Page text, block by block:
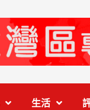
生活